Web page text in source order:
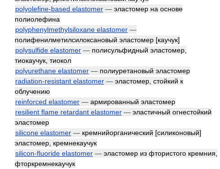
polyolefine-based elastomer — эластомер на основе
полиолефина
polyphenylmethylsiloxane elastomer —
полифенилметилсилоксановый эластомер [каучук]
polysulfide elastomer — полисульфидный эластомер,
тиокаучук, тиокол
polyurethane elastomer — полиуретановый эластомер
radiation-resistant elastomer — эластомер, стойкий к
облучению
reinforced elastomer — армированный эластомер
resilient flame retardant elastomer — эластичный огнестойкий
эластомер
silicone elastomer — кремнийорганический [силиконовый]
эластомер, кремнекаучук
silicon-fluoride elastomer — эластомер из фтористого кремния,
фторкремнекаучук